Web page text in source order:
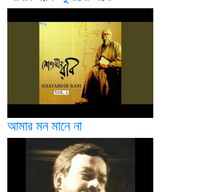
আমার মন মানে না